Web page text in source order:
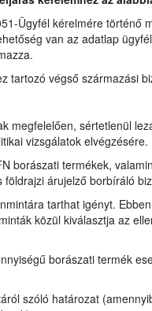
Ügyfél kérelmére történő
van az adatlap
tartozó végső származási
megfelelően, sértetlenül
vizsgálatok elvégzésére.
borászati termékek,
árujelző borbíráló
tarthat igényt.
közül kiválasztja az
borászati termék
szóló határozat